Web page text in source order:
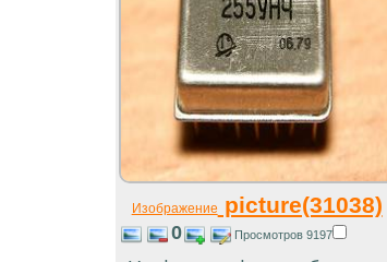
Изображение picture(31038)
0 Просмотров 9197